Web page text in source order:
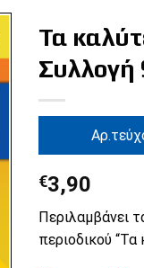
Τα
Συλλογή
€3,90
Περιλαμβάνει
περιοδικού “Τα